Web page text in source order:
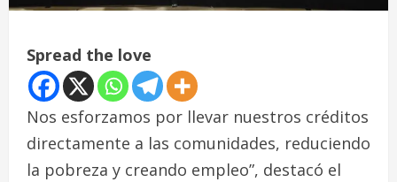
Spread the love
Nos esforzamos por llevar nuestros créditos
directamente a las comunidades, reduciendo
la pobreza y creando empleo”, destacó el